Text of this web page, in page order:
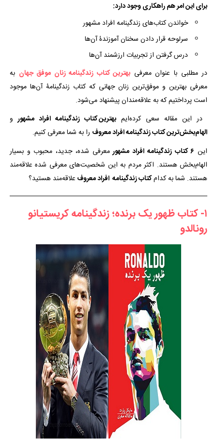
برای این امر هم راهکاری وجود دارد:
خواندن کتاب‌های زندگینامه افراد مشهور
سرلوحه قرار دادن سخنان آموزندۀ آن‌ها
درس گرفتن از تجربیات ارزشمند آن‌ها
در مطلبی با عنوان معرفی بهترین کتاب زندگینامه زنان موفق جهان به
معرفی بهترین و موفق‌ترین زنان جهانی که کتاب زندگینامۀ ‌آن‌ها موجود
است پرداختیم که به علاقه‌مندان پیشنهاد می‌شود.
در این مقاله سعی کرده‌ایم بهترین کتاب زندگینامه افراد مشهور و
الهام‌بخش‌ترین کتاب زندگینامه افراد معروف را به شما معرفی کنیم.
این ۶ کتاب زندگینامه افراد مشهور
معرفی شده، جدید، محبوب و بسیار
الهام‌بخش هستند. اکثر مردم به این شخصیت‌های معرفی شده علاقه‌مند
هستند. شما به کدامکتاب زندگینامه افراد معروف علاقه‌مند هستید؟
۱- کتاب ظهور یک برنده؛ زندگینامه کریستیانو
رونالدو